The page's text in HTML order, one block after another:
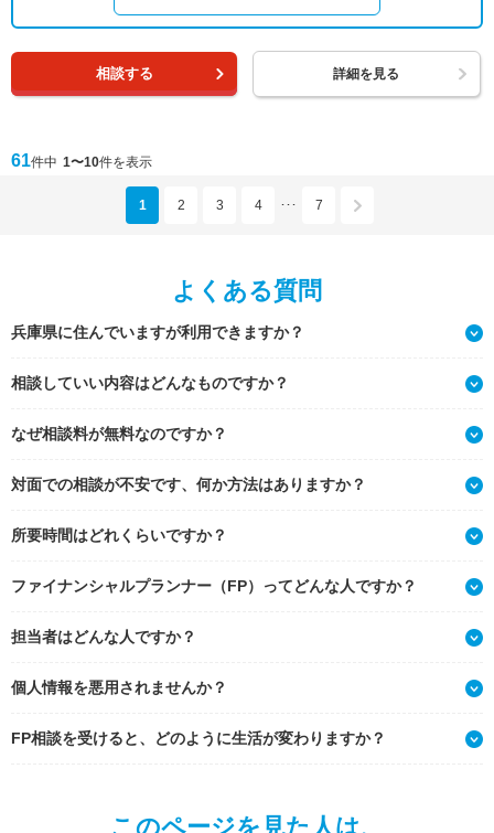
相談する 詳細を見る
61件中 1〜10件を表示
1 2 3 4 ･･･ 7
よくある質問
兵庫県に住んでいますが利用できますか？
相談していい内容はどんなものですか？
なぜ相談料が無料なのですか？
対面での相談が不安です、何か方法はありますか？
所要時間はどれくらいですか？
ファイナンシャルプランナー（FP）ってどんな人ですか？
担当者はどんな人ですか？
個人情報を悪用されませんか？
FP相談を受けると、どのように生活が変わりますか？
このページを見た人は、